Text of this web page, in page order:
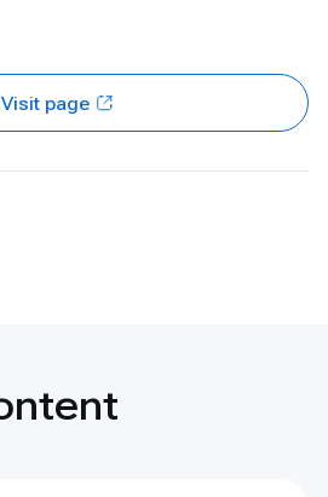
Visit page